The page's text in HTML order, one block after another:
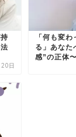
日
「何も変
る」あなた
感”の正体〜